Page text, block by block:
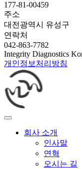
177-81-00459
주소
대전광역시 유성구
연락처
042-863-7782
Integrity Diagnostics
개인정보처리방침
회사 소개
인사말
연혁
오시는 길